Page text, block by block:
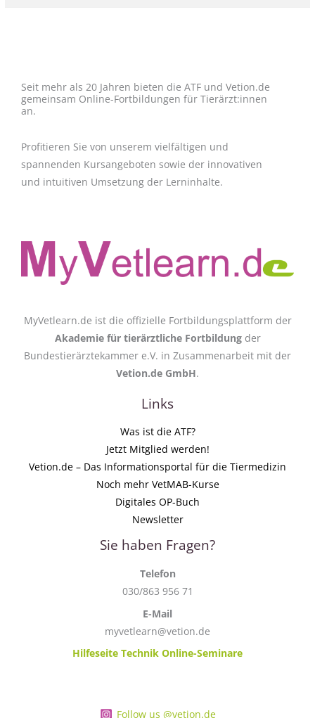
Seit mehr als 20 Jahren bieten die ATF und Vetion.de
gemeinsam Online-Fortbildungen für Tierärzt:innen
an.
Profitieren Sie von unserem vielfältigen und
spannenden Kursangeboten sowie der innovativen
und intuitiven Umsetzung der Lerninhalte.
MyVetlearn.de ist die offizielle Fortbildungsplattform der
Akademie für tierärztliche Fortbildungder
Bundestierärztekammer e.V. in Zusammenarbeit mit der
Vetion.de GmbH.
Links
Was ist die ATF?
Jetzt Mitglied werden!
Vetion.de – Das Informationsportal für die Tiermedizin
Noch mehr VetMAB-Kurse
Digitales OP-Buch
Newsletter
Sie haben Fragen?
Telefon
030/863 956 71
E-Mail
myvetlearn@vetion.de
Hilfeseite Technik Online-Seminare
Follow us @vetion.de